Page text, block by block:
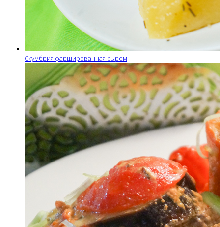
Скумбрия фаршированная сыром